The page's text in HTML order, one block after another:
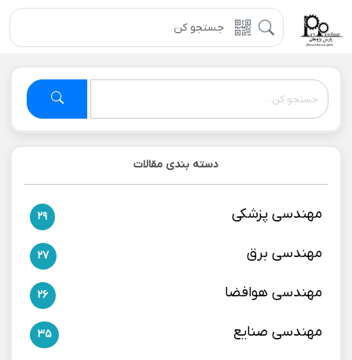
دسته بندی مقالات
مهندسی پزشکی 29
مهندسی برق 27
مهندسی هوافضا 26
مهندسی صنایع 35